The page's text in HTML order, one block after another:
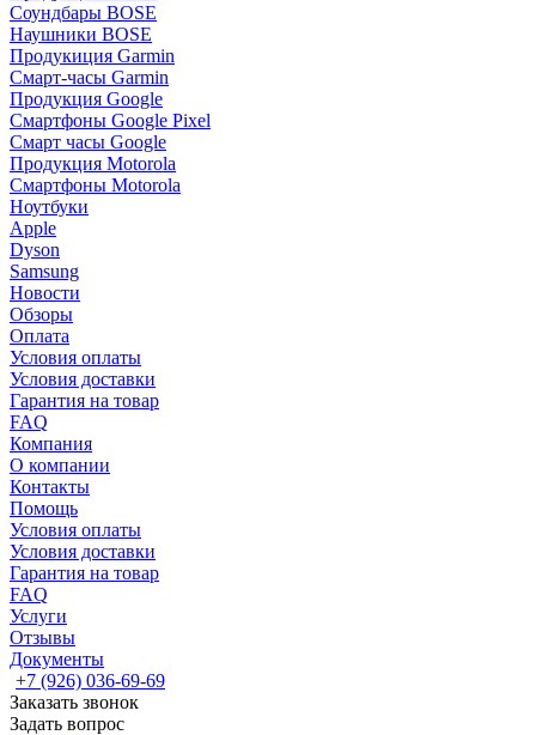
Соундбары BOSE
Наушники BOSE
Продукиция Garmin
Смарт-часы Garmin
Продукция Google
Смартфоны Google Pixel
Смарт часы Google
Продукция Motorola
Смартфоны Motorola
Ноутбуки
Apple
Dyson
Samsung
Новости
Обзоры
Оплата
Условия оплаты
Условия доставки
Гарантия на товар
FAQ
Компания
О компании
Контакты
Помощь
Условия оплаты
Условия доставки
Гарантия на товар
FAQ
Услуги
Отзывы
Документы
+7 (926) 036-69-69
Заказать звонок
Задать вопрос